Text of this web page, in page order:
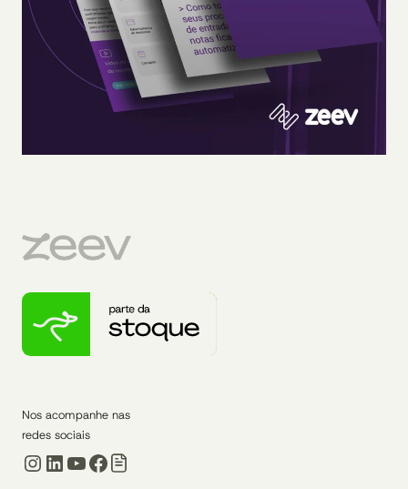
Nos acompanhe nas
redes sociais
Instagram
LinkedIn
Youtube
Facebook